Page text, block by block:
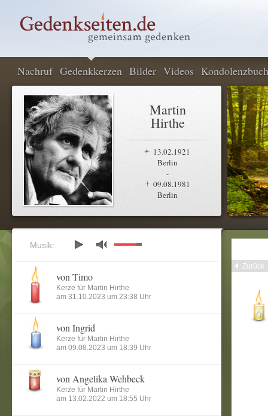
Nachruf Gedenkkerzen Bilder Videos Kondolenzbuch
Martin
Hirthe
13.02.1921
Berlin
-
09.08.1981
Berlin
Zurück
Musik:
von Timo
Kerze für Martin Hirthe
am 31.10.2023 um 23:38 Uhr
von Ingrid
Kerze für Martin Hirthe
am 09.08.2023 um 18:39 Uhr
von Angelika Wehbeck
Kerze für Martin Hirthe
am 13.02.2022 um 18:55 Uhr